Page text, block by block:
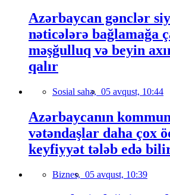
Azərbaycan gənclər
nəticələrə bağlamağa
məşğulluq və beyin
qalır
Sosial sahə, 05 avqust, 10:44
Azərbaycanın
vətəndaşlar daha çox
keyfiyyət tələb edə
Biznes, 05 avqust, 10:39